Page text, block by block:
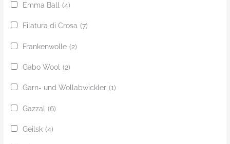
Emma Ball (4)
Filatura di Crosa (7)
Frankenwolle (2)
Gabo Wool (2)
Garn- und Wollabwickler (1)
Gazzal (6)
Geilsk (4)